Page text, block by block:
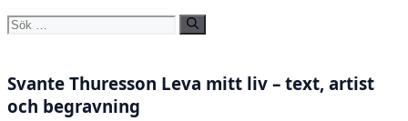
Sök
Svante Thuresson Leva mitt liv – text, artist
och begravning